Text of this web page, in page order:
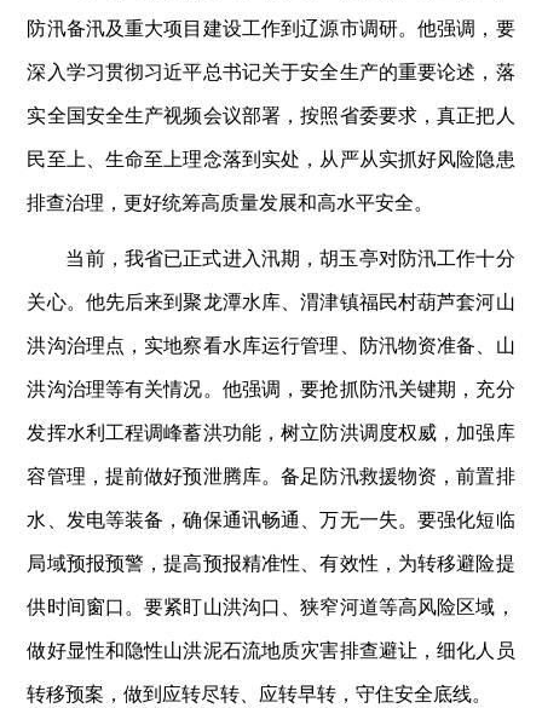
防汛备汛及重大项目建设工作到辽源市调研。他强调，要
深入学习贯彻习近平总书记关于安全生产的重要论述，落
实全国安全生产视频会议部署，按照省委要求，真正把人
民至上、生命至上理念落到实处，从严从实抓好风险隐患
排查治理，更好统筹高质量发展和高水平安全。
当前，我省已正式进入汛期，胡玉亭对防汛工作十分
关心。他先后来到聚龙潭水库、渭津镇福民村葫芦套河山
洪沟治理点，实地察看水库运行管理、防汛物资准备、山
洪沟治理等有关情况。他强调，要抢抓防汛关键期，充分
发挥水利工程调峰蓄洪功能，树立防洪调度权威，加强库
容管理，提前做好预泄腾库。备足防汛救援物资，前置排
水、发电等装备，确保通讯畅通、万无一失。要强化短临
局域预报预警，提高预报精准性、有效性，为转移避险提
供时间窗口。要紧盯山洪沟口、狭窄河道等高风险区域，
做好显性和隐性山洪泥石流地质灾害排查避让，细化人员
转移预案，做到应转尽转、应转早转，守住安全底线。